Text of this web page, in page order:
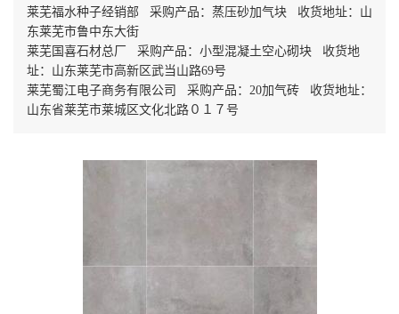
莱芜福水种子经销部 采购产品：蒸压砂加气块 收货地址：山
东莱芜市鲁中东大街
莱芜国喜石材总厂 采购产品：小型混凝土空心砌块 收货地
址：山东莱芜市高新区武当山路69号
莱芜蜀江电子商务有限公司 采购产品：20加气砖 收货地址：
山东省莱芜市莱城区文化北路０１７号